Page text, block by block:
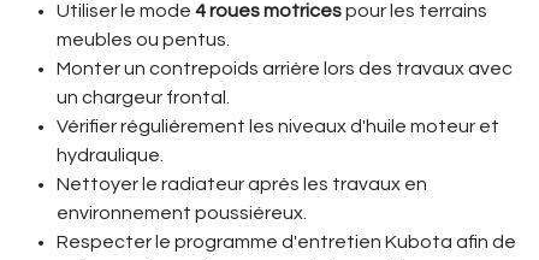
Utiliser le mode 4 roues motricespour les terrains
meubles ou pentus.
Monter un contrepoids arrière lors des travaux avec
un chargeur frontal.
Vérifier régulièrement les niveaux d'huile moteur et
hydraulique.
Nettoyer le radiateur après les travaux en
environnement poussiéreux.
Respecter le programme d'entretien Kubota afin de